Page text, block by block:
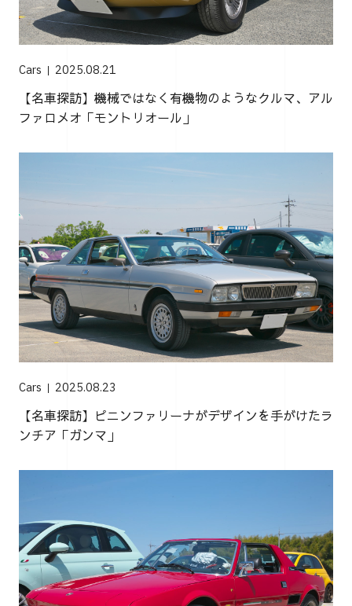
Cars 2025.08.21
【名車探訪】機械ではなく有機物のようなクルマ、アル
ファロメオ「モントリオール」
Cars 2025.08.23
【名車探訪】ピニンファリーナがデザインを手がけたラ
ンチア「ガンマ」